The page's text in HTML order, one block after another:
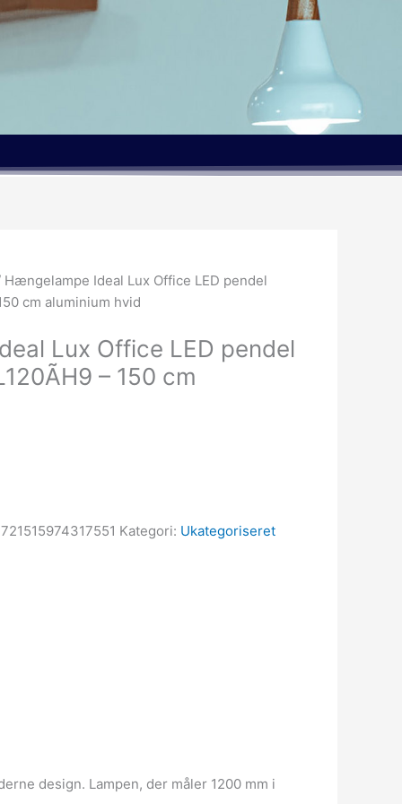
Hængelampe Ideal Lux Office LED pendel
cm aluminium hvid
Lux Office LED pendel
– 150 cm
Kategori: Ukategoriseret
design. Lampen, der måler 1200 mm i